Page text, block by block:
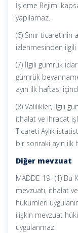
İşleme Rejimi
yapılamaz.
(6) Sınır
izlenmesinden
(7) İlgili gümrük
gümrük
ayın ilk haftası
(8) Valilikler, ilgili
ithalat ve ihracat
Ticareti Aylık
bir sonraki ayın ilk
Diğer mevzuat
MADDE 19- (1)
mevzuatı, ithalat
hükümleri
ilişkin mevzuat
uygulanmaz.